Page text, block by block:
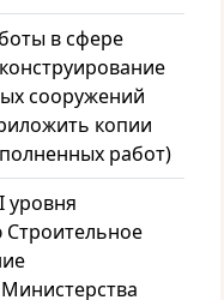
в сфере
сооружений
копии
работ)
уровня
Строительное